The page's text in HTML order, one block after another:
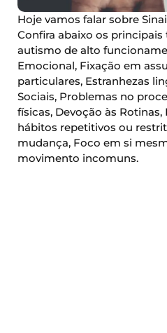
Hoje vamos falar sobre
Confira abaixo os
autismo de alto
Emocional, Fixação em
particulares, Estranhezas
Sociais, Problemas no
físicas, Devoção às
hábitos repetitivos ou
mudança, Foco em si
movimento incomuns.